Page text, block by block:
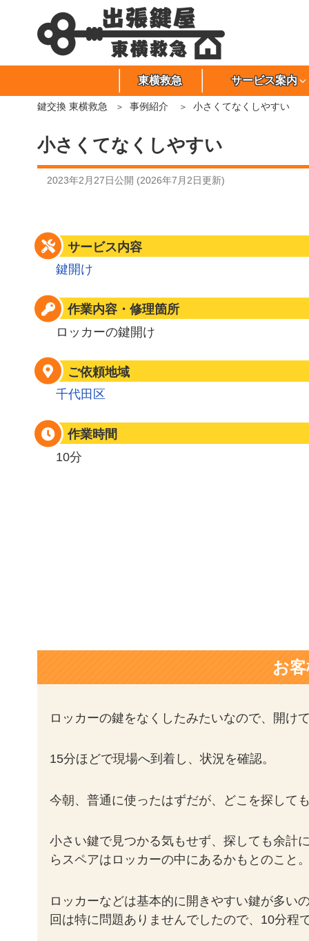
東横救急 サービス案内
鍵交換 東横救急 事例紹介 小さくてなくしやすい
小さくてなくしやすい
2023年2月27日公開 (2026年7月2日更新)
サービス内容
鍵開け
作業内容・修理箇所
ロッカーの鍵開け
ご依頼地域
千代田区
作業時間
10分
お
ロッカーの鍵をなくしたみたいなので、開け
15分ほどで現場へ到着し、状況を確認。
今朝、普通に使ったはずだが、どこを探して
小さい鍵で見つかる気もせず、探しても余計
らスペアはロッカーの中にあるかもとのこと
ロッカーなどは基本的に開きやすい鍵が多い
回は特に問題ありませんでしたので、10分程